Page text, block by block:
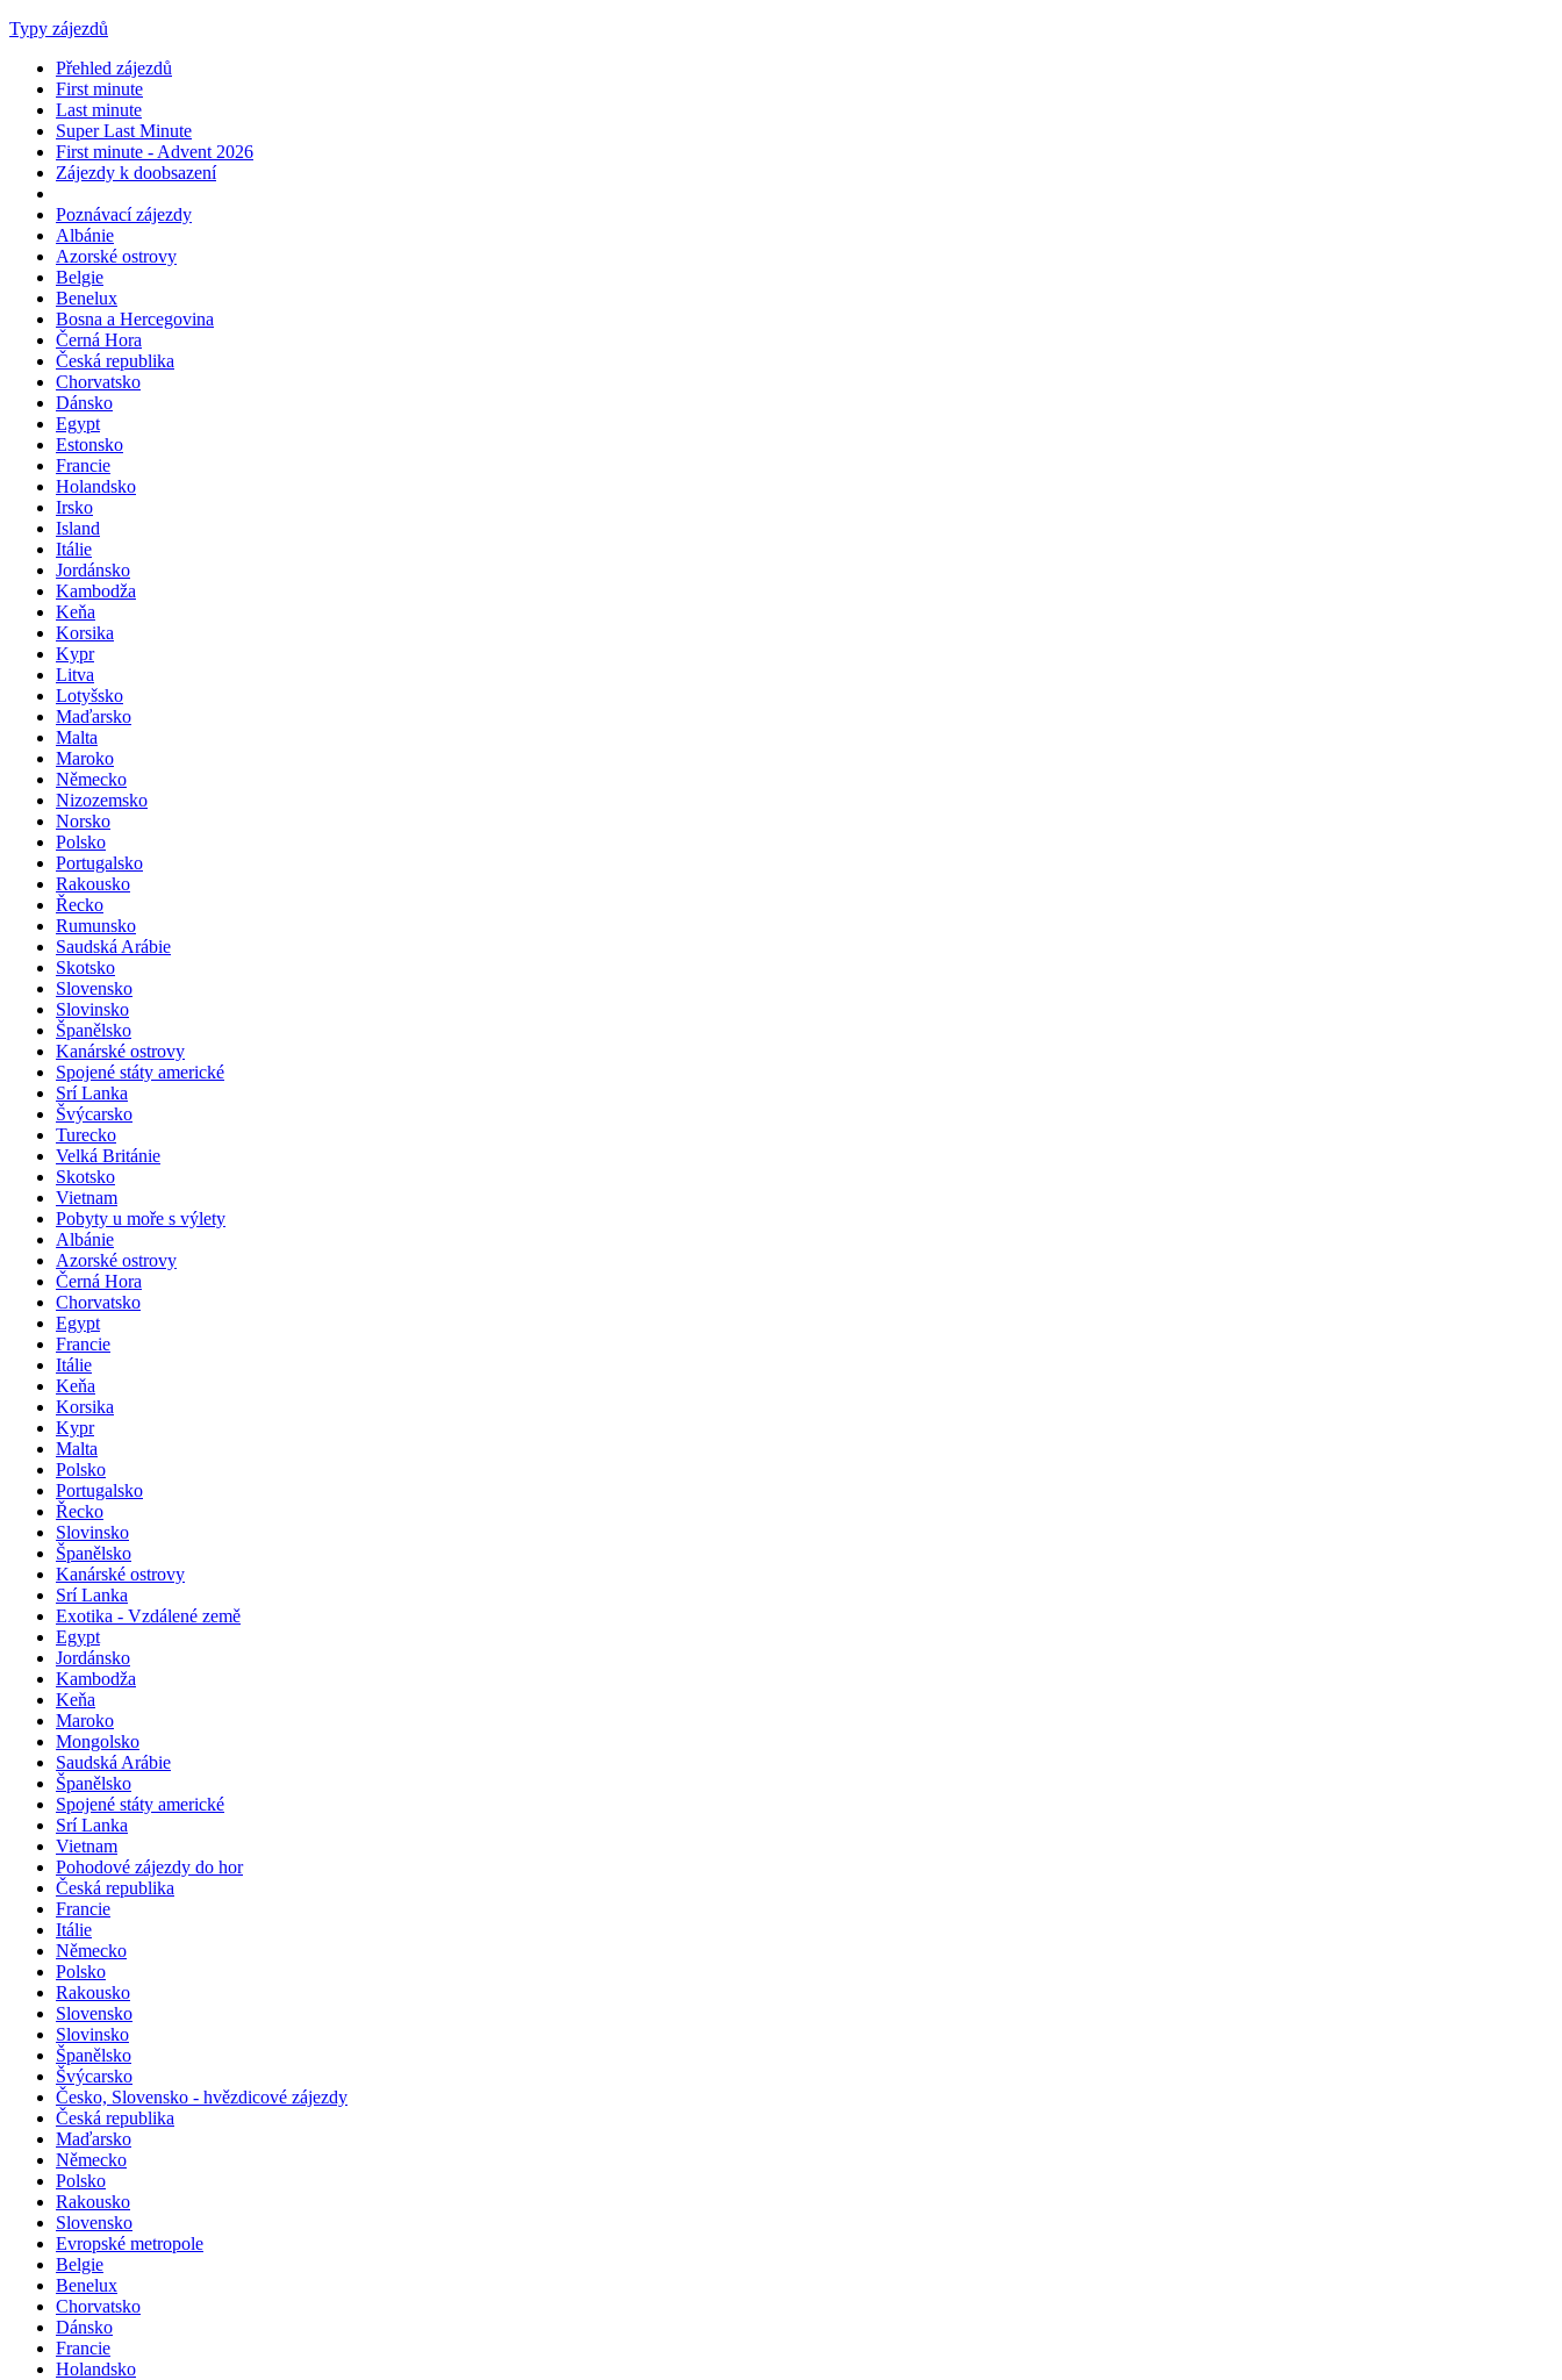
Typy zájezdů
Přehled zájezdů
First minute
Last minute
Super Last Minute
First minute - Advent 2026
Zájezdy k doobsazení
Poznávací zájezdy
Albánie
Azorské ostrovy
Belgie
Benelux
Bosna a Hercegovina
Černá Hora
Česká republika
Chorvatsko
Dánsko
Egypt
Estonsko
Francie
Holandsko
Irsko
Island
Itálie
Jordánsko
Kambodža
Keňa
Korsika
Kypr
Litva
Lotyšsko
Maďarsko
Malta
Maroko
Německo
Nizozemsko
Norsko
Polsko
Portugalsko
Rakousko
Řecko
Rumunsko
Saudská Arábie
Skotsko
Slovensko
Slovinsko
Španělsko
Kanárské ostrovy
Spojené státy americké
Srí Lanka
Švýcarsko
Turecko
Velká Británie
Skotsko
Vietnam
Pobyty u moře s výlety
Albánie
Azorské ostrovy
Černá Hora
Chorvatsko
Egypt
Francie
Itálie
Keňa
Korsika
Kypr
Malta
Polsko
Portugalsko
Řecko
Slovinsko
Španělsko
Kanárské ostrovy
Srí Lanka
Exotika - Vzdálené země
Egypt
Jordánsko
Kambodža
Keňa
Maroko
Mongolsko
Saudská Arábie
Španělsko
Spojené státy americké
Srí Lanka
Vietnam
Pohodové zájezdy do hor
Česká republika
Francie
Itálie
Německo
Polsko
Rakousko
Slovensko
Slovinsko
Španělsko
Švýcarsko
Česko, Slovensko - hvězdicové zájezdy
Česká republika
Maďarsko
Německo
Polsko
Rakousko
Slovensko
Evropské metropole
Belgie
Benelux
Chorvatsko
Dánsko
Francie
Holandsko